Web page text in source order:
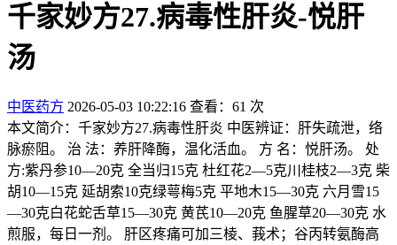
千家妙方27.病毒性肝炎-悦肝
汤
中医药方 2026-05-03 10:22:16 查看：61 次
本文简介：千家妙方27.病毒性肝炎 中医辨证：肝失疏泄，络
脉瘀阻。 治 法：养肝降酶，温化活血。 方 名：悦肝汤。 处
方:紫丹参10—20克 全当归15克 杜红花2—5克川桂枝2—3克 柴
胡10—15克 延胡索10克绿萼梅5克 平地木15—30克 六月雪15
—30克白花蛇舌草15—30克 黄芪10—20克 鱼腥草20—30克 水
煎服，每日一剂。 肝区疼痛可加三棱、莪术；谷丙转氨酶高